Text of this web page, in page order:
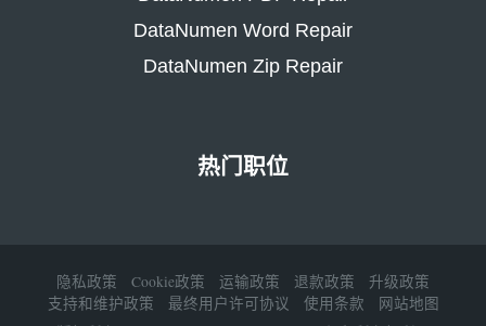
DataNumen Word Repair
DataNumen Zip Repair
热门职位
隐私政策 Cookie政策 运输政策 退款政策
升级政策
支持和维护政策
最终用户许可协议 使用条款
网站地图